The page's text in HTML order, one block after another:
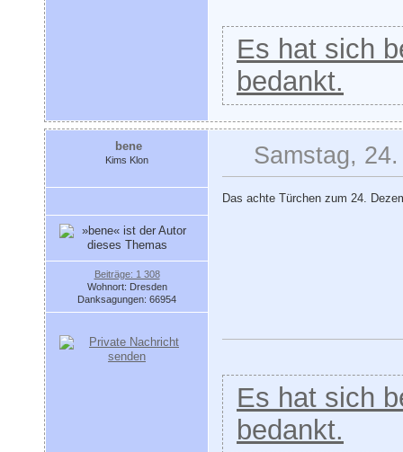
Es hat sich
bedankt.
bene
Kims Klon
Beiträge: 1 308
Wohnort: Dresden
Danksagungen: 66954
Samstag,
Das achte Türchen zum 24.
Es hat sich
bedankt.